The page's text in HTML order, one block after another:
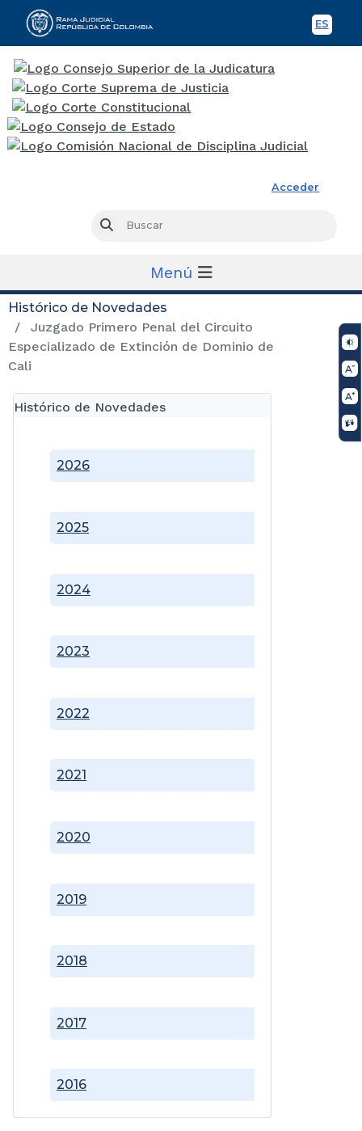
ES
Acceder
Buscar
Menú
Histórico de Novedades
Juzgado Primero Penal del Circuito
Especializado de Extinción de Dominio de
Cali
Histórico de Novedades
2016
2017
2018
2019
2020
2021
2022
2023
2024
2025
2026